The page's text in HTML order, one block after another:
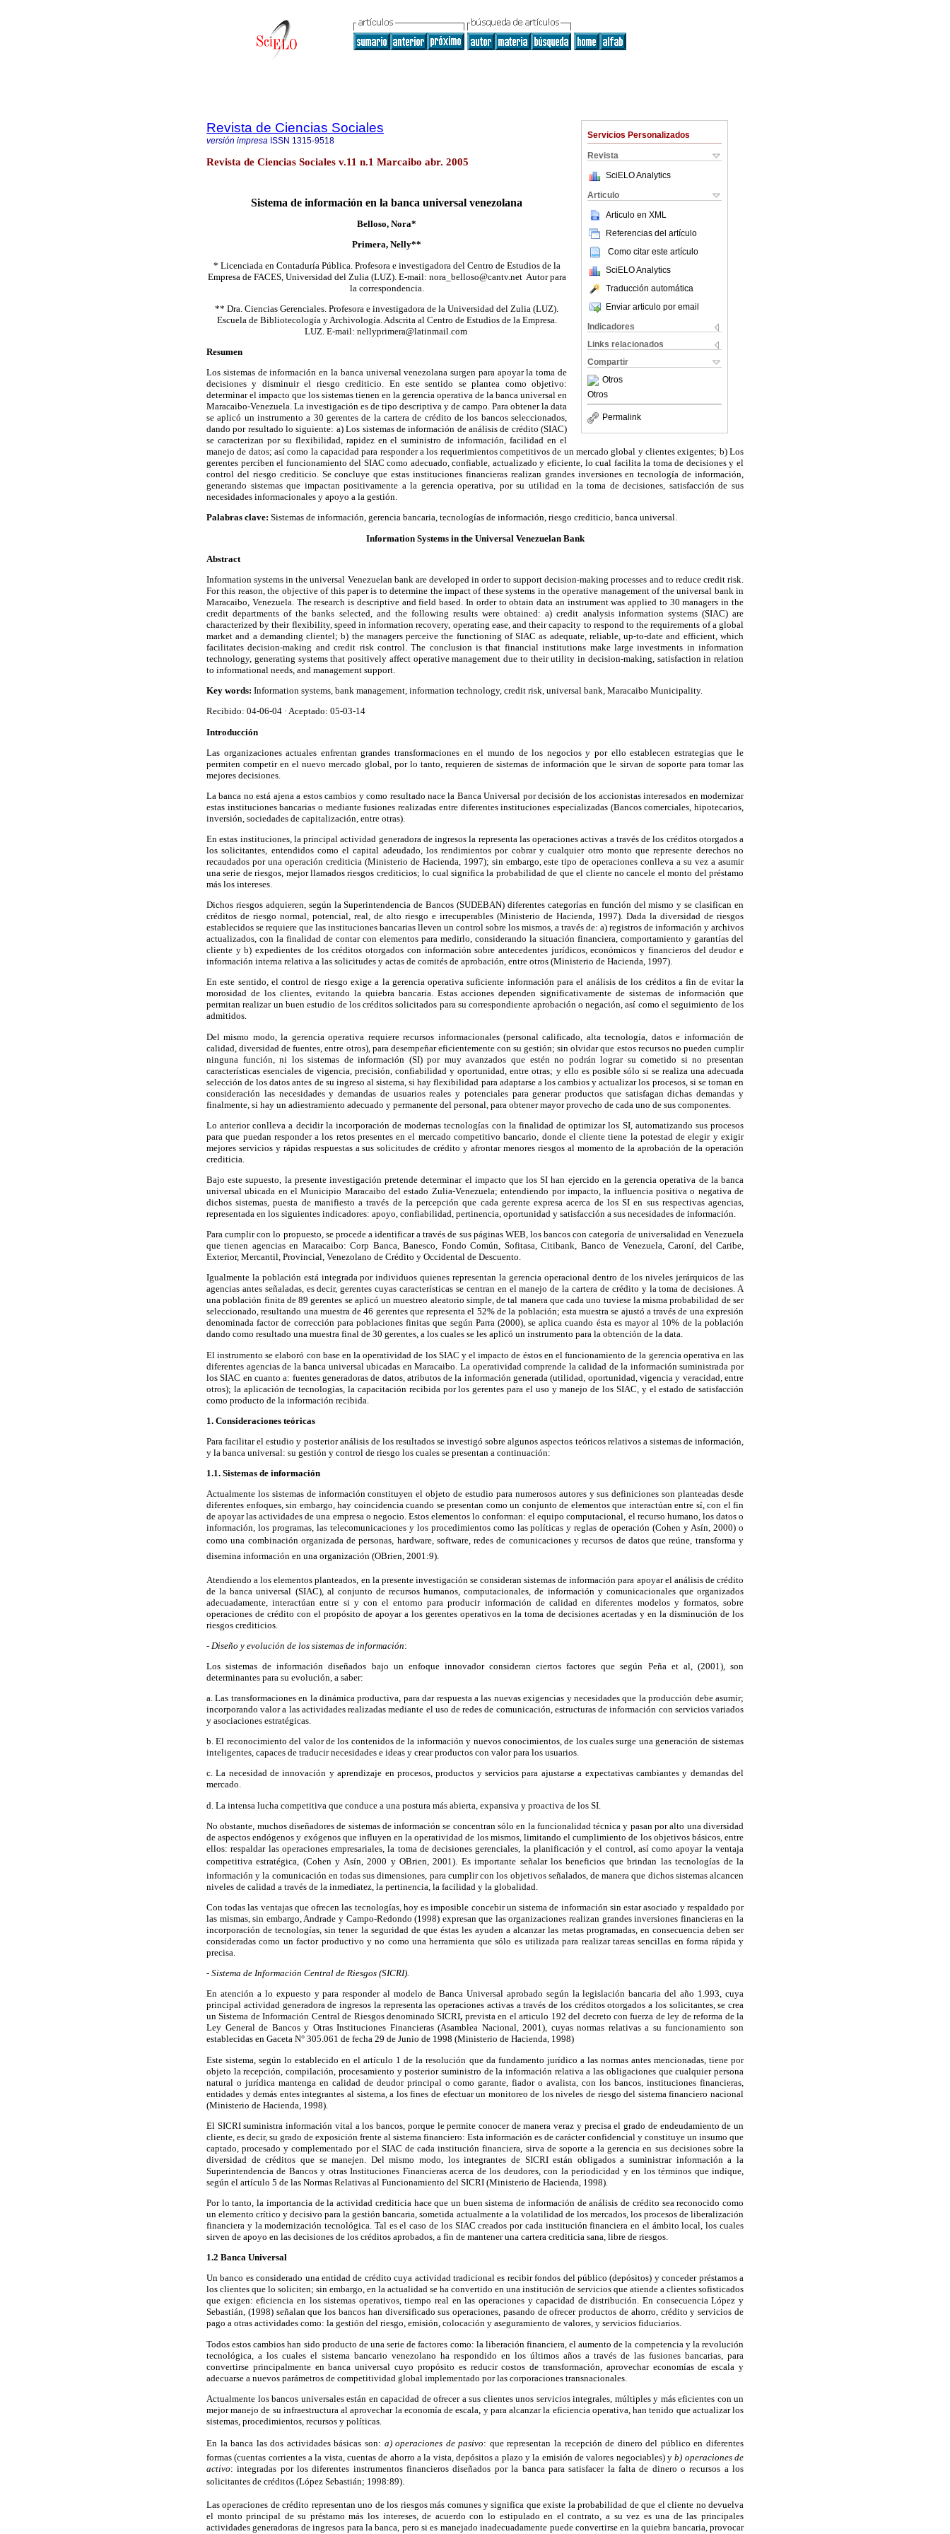
Servicios Personalizados
Revista
SciELO Analytics
Articulo
Articulo en XML
Referencias del artículo
Como citar este artículo
SciELO Analytics
Traducción automática
Enviar articulo por email
Indicadores
Links relacionados
Compartir
Otros
Otros
Permalink
Revista de Ciencias Sociales
versión impresa ISSN 1315-9518
Revista de Ciencias Sociales v.11 n.1 Marcaibo abr. 2005
Sistema de información en la banca universal venezolana
Belloso, Nora*
Primera, Nelly**
* Licenciada en Contaduría Pública. Profesora e investigadora del Centro de Estudios de la
Empresa de FACES, Universidad del Zulia (LUZ). E-mail: nora_belloso@cantv.net Autor para
la correspondencia.
** Dra. Ciencias Gerenciales. Profesora e investigadora de la Universidad del Zulia (LUZ).
Escuela de Bibliotecología y Archivología. Adscrita al Centro de Estudios de la Empresa.
LUZ. E-mail: nellyprimera@latinmail.com
Resumen
Los sistemas de información en la banca universal venezolana surgen para apoyar la toma de
decisiones y disminuir el riesgo crediticio. En este sentido se plantea como objetivo:
determinar el impacto que los sistemas tienen en la gerencia operativa de la banca universal en
Maracaibo-Venezuela. La investigación es de tipo descriptiva y de campo. Para obtener la data
se aplicó un instrumento a 30 gerentes de la cartera de crédito de los bancos seleccionados,
dando por resultado lo siguiente: a) Los sistemas de información de análisis de crédito (SIAC)
se caracterizan por su flexibilidad, rapidez en el suministro de información, facilidad en el
manejo de datos; así como la capacidad para responder a los requerimientos competitivos de un mercado global y clientes exigentes; b) Los
gerentes perciben el funcionamiento del SIAC como adecuado, confiable, actualizado y eficiente, lo cual facilita la toma de decisiones y el
control del riesgo crediticio. Se concluye que estas instituciones financieras realizan grandes inversiones en tecnología de información,
generando sistemas que impactan positivamente a la gerencia operativa, por su utilidad en la toma de decisiones, satisfacción de sus
necesidades informacionales y apoyo a la gestión.
Palabras clave: Sistemas de información, gerencia bancaria, tecnologías de información, riesgo crediticio, banca universal.
Information Systems in the Universal Venezuelan Bank
Abstract
Information systems in the universal Venezuelan bank are developed in order to support decision-making processes and to reduce credit risk.
For this reason, the objective of this paper is to determine the impact of these systems in the operative management of the universal bank in
Maracaibo, Venezuela. The research is descriptive and field based. In order to obtain data an instrument was applied to 30 managers in the
credit departments of the banks selected, and the following results were obtained: a) credit analysis information systems (SIAC) are
characterized by their flexibility, speed in information recovery, operating ease, and their capacity to respond to the requirements of a global
market and a demanding clientel; b) the managers perceive the functioning of SIAC as adequate, reliable, up-to-date and efficient, which
facilitates decision-making and credit risk control. The conclusion is that financial institutions make large investments in information
technology, generating systems that positively affect operative management due to their utility in decision-making, satisfaction in relation
to informational needs, and management support.
Key words: Information systems, bank management, information technology, credit risk, universal bank, Maracaibo Municipality.
Recibido: 04-06-04 · Aceptado: 05-03-14
Introducción
Las organizaciones actuales enfrentan grandes transformaciones en el mundo de los negocios y por ello establecen estrategias que le
permiten competir en el nuevo mercado global, por lo tanto, requieren de sistemas de información que le sirvan de soporte para tomar las
mejores decisiones.
La banca no está ajena a estos cambios y como resultado nace la Banca Universal por decisión de los accionistas interesados en modernizar
estas instituciones bancarias o mediante fusiones realizadas entre diferentes instituciones especializadas (Bancos comerciales, hipotecarios,
inversión, sociedades de capitalización, entre otras).
En estas instituciones, la principal actividad generadora de ingresos la representa las operaciones activas a través de los créditos otorgados a
los solicitantes, entendidos como el capital adeudado, los rendimientos por cobrar y cualquier otro monto que represente derechos no
recaudados por una operación crediticia (Ministerio de Hacienda, 1997); sin embargo, este tipo de operaciones conlleva a su vez a asumir
una serie de riesgos, mejor llamados riesgos crediticios; lo cual significa la probabilidad de que el cliente no cancele el monto del préstamo
más los intereses.
Dichos riesgos adquieren, según la Superintendencia de Bancos (SUDEBAN) diferentes categorías en función del mismo y se clasifican en
créditos de riesgo normal, potencial, real, de alto riesgo e irrecuperables (Ministerio de Hacienda, 1997). Dada la diversidad de riesgos
establecidos se requiere que las instituciones bancarias lleven un control sobre los mismos, a través de: a) registros de información y archivos
actualizados, con la finalidad de contar con elementos para medirlo, considerando la situación financiera, comportamiento y garantías del
cliente y b) expedientes de los créditos otorgados con información sobre antecedentes jurídicos, económicos y financieros del deudor e
información interna relativa a las solicitudes y actas de comités de aprobación, entre otros (Ministerio de Hacienda, 1997).
En este sentido, el control de riesgo exige a la gerencia operativa suficiente información para el análisis de los créditos a fin de evitar la
morosidad de los clientes, evitando la quiebra bancaria. Estas acciones dependen significativamente de sistemas de información que
permitan realizar un buen estudio de los créditos solicitados para su correspondiente aprobación o negación, así como el seguimiento de los
admitidos.
Del mismo modo, la gerencia operativa requiere recursos informacionales (personal calificado, alta tecnología, datos e información de
calidad, diversidad de fuentes, entre otros), para desempeñar eficientemente con su gestión; sin olvidar que estos recursos no pueden cumplir
ninguna función, ni los sistemas de información (SI) por muy avanzados que estén no podrán lograr su cometido si no presentan
características esenciales de vigencia, precisión, confiabilidad y oportunidad, entre otras; y ello es posible sólo si se realiza una adecuada
selección de los datos antes de su ingreso al sistema, si hay flexibilidad para adaptarse a los cambios y actualizar los procesos, si se toman en
consideración las necesidades y demandas de usuarios reales y potenciales para generar productos que satisfagan dichas demandas y
finalmente, si hay un adiestramiento adecuado y permanente del personal, para obtener mayor provecho de cada uno de sus componentes.
Lo anterior conlleva a decidir la incorporación de modernas tecnologías con la finalidad de optimizar los SI, automatizando sus procesos
para que puedan responder a los retos presentes en el mercado competitivo bancario, donde el cliente tiene la potestad de elegir y exigir
mejores servicios y rápidas respuestas a sus solicitudes de crédito y afrontar menores riesgos al momento de la aprobación de la operación
crediticia.
Bajo este supuesto, la presente investigación pretende determinar el impacto que los SI han ejercido en la gerencia operativa de la banca
universal ubicada en el Municipio Maracaibo del estado Zulia-Venezuela; entendiendo por impacto, la influencia positiva o negativa de
dichos sistemas, puesta de manifiesto a través de la percepción que cada gerente expresa acerca de los SI en sus respectivas agencias,
representada en los siguientes indicadores: apoyo, confiabilidad, pertinencia, oportunidad y satisfacción a sus necesidades de información.
Para cumplir con lo propuesto, se procede a identificar a través de sus páginas WEB, los bancos con categoría de universalidad en Venezuela
que tienen agencias en Maracaibo: Corp Banca, Banesco, Fondo Común, Sofitasa, Citibank, Banco de Venezuela, Caroní, del Caribe,
Exterior, Mercantil, Provincial, Venezolano de Crédito y Occidental de Descuento.
Igualmente la población está integrada por individuos quienes representan la gerencia operacional dentro de los niveles jerárquicos de las
agencias antes señaladas, es decir, gerentes cuyas características se centran en el manejo de la cartera de crédito y la toma de decisiones. A
una población finita de 89 gerentes se aplicó un muestreo aleatorio simple, de tal manera que cada uno tuviese la misma probabilidad de ser
seleccionado, resultando una muestra de 46 gerentes que representa el 52% de la población; esta muestra se ajustó a través de una expresión
denominada factor de corrección para poblaciones finitas que según Parra (2000), se aplica cuando ésta es mayor al 10% de la población
dando como resultado una muestra final de 30 gerentes, a los cuales se les aplicó un instrumento para la obtención de la data.
El instrumento se elaboró con base en la operatividad de los SIAC y el impacto de éstos en el funcionamiento de la gerencia operativa en las
diferentes agencias de la banca universal ubicadas en Maracaibo. La operatividad comprende la calidad de la información suministrada por
los SIAC en cuanto a: fuentes generadoras de datos, atributos de la información generada (utilidad, oportunidad, vigencia y veracidad, entre
otros); la aplicación de tecnologías, la capacitación recibida por los gerentes para el uso y manejo de los SIAC, y el estado de satisfacción
como producto de la información recibida.
1. Consideraciones teóricas
Para facilitar el estudio y posterior análisis de los resultados se investigó sobre algunos aspectos teóricos relativos a sistemas de información,
y la banca universal: su gestión y control de riesgo los cuales se presentan a continuación:
1.1. Sistemas de información
Actualmente los sistemas de información constituyen el objeto de estudio para numerosos autores y sus definiciones son planteadas desde
diferentes enfoques, sin embargo, hay coincidencia cuando se presentan como un conjunto de elementos que interactúan entre sí, con el fin
de apoyar las actividades de una empresa o negocio. Estos elementos lo conforman: el equipo computacional, el recurso humano, los datos o
información, los programas, las telecomunicaciones y los procedimientos como las políticas y reglas de operación (Cohen y Asín, 2000) o
como una combinación organizada de personas, hardware, software, redes de comunicaciones y recursos de datos que reúne, transforma y
disemina información en una organización (OBrien, 2001:9).
Atendiendo a los elementos planteados, en la presente investigación se consideran sistemas de información para apoyar el análisis de crédito
de la banca universal (SIAC), al conjunto de recursos humanos, computacionales, de información y comunicacionales que organizados
adecuadamente, interactúan entre si y con el entorno para producir información de calidad en diferentes modelos y formatos, sobre
operaciones de crédito con el propósito de apoyar a los gerentes operativos en la toma de decisiones acertadas y en la disminución de los
riesgos crediticios.
- Diseño y evolución de los sistemas de información:
Los sistemas de información diseñados bajo un enfoque innovador consideran ciertos factores que según Peña et al, (2001), son
determinantes para su evolución, a saber:
a. Las transformaciones en la dinámica productiva, para dar respuesta a las nuevas exigencias y necesidades que la producción debe asumir;
incorporando valor a las actividades realizadas mediante el uso de redes de comunicación, estructuras de información con servicios variados
y asociaciones estratégicas.
b. El reconocimiento del valor de los contenidos de la información y nuevos conocimientos, de los cuales surge una generación de sistemas
inteligentes, capaces de traducir necesidades e ideas y crear productos con valor para los usuarios.
c. La necesidad de innovación y aprendizaje en procesos, productos y servicios para ajustarse a expectativas cambiantes y demandas del
mercado.
d. La intensa lucha competitiva que conduce a una postura más abierta, expansiva y proactiva de los SI.
No obstante, muchos diseñadores de sistemas de información se concentran sólo en la funcionalidad técnica y pasan por alto una diversidad
de aspectos endógenos y exógenos que influyen en la operatividad de los mismos, limitando el cumplimiento de los objetivos básicos, entre
ellos: respaldar las operaciones empresariales, la toma de decisiones gerenciales, la planificación y el control, así como apoyar la ventaja
competitiva estratégica, (Cohen y Asín, 2000 y OBrien, 2001). Es importante señalar los beneficios que brindan las tecnologías de la
información y la comunicación en todas sus dimensiones, para cumplir con los objetivos señalados, de manera que dichos sistemas alcancen
niveles de calidad a través de la inmediatez, la pertinencia, la facilidad y la globalidad
Con todas las ventajas que ofrecen las tecnologías, hoy es imposible concebir un sistema de información sin estar asociado y respaldado por
las mismas, sin embargo, Andrade y Campo-Redondo (1998) expresan que las organizaciones realizan grandes inversiones financieras en la
incorporación de tecnologías, sin tener la seguridad de que éstas les ayuden a alcanzar las metas programadas, en consecuencia deben ser
consideradas como un factor productivo y no como una herramienta que sólo es utilizada para realizar tareas sencillas en forma rápida y
precisa.
- Sistema de Información Central de Riesgos (SICRI).
En atención a lo expuesto y para responder al modelo de Banca Universal aprobado según la legislación bancaria del año 1.993, cuya
principal actividad generadora de ingresos la representa las operaciones activas a través de los créditos otorgados a los solicitantes, se crea
un Sistema de Información Central de Riesgos denominado SICRI, prevista en el articulo 192 del decreto con fuerza de ley de reforma de la
Ley General de Bancos y Otras Instituciones Financieras (Asamblea Nacional, 2001), cuyas normas relativas a su funcionamiento son
establecidas en Gaceta N° 305.061 de fecha 29 de Junio de 1998 (Ministerio de Hacienda, 1998)
Este sistema, según lo establecido en el artículo 1 de la resolución que da fundamento jurídico a las normas antes mencionadas, tiene por
objeto la recepción, compilación, procesamiento y posterior suministro de la información relativa a las obligaciones que cualquier persona
natural o jurídica mantenga en calidad de deudor principal o como garante, fiador o avalista, con los bancos, instituciones financieras,
entidades y demás entes integrantes al sistema, a los fines de efectuar un monitoreo de los niveles de riesgo del sistema financiero nacional
(Ministerio de Hacienda, 1998).
El SICRI suministra información vital a los bancos, porque le permite conocer de manera veraz y precisa el grado de endeudamiento de un
cliente, es decir, su grado de exposición frente al sistema financiero: Esta información es de carácter confidencial y constituye un insumo que
captado, procesado y complementado por el SIAC de cada institución financiera, sirva de soporte a la gerencia en sus decisiones sobre la
diversidad de créditos que se manejen. Del mismo modo, los integrantes de SICRI están obligados a suministrar información a la
Superintendencia de Bancos y otras Instituciones Financieras acerca de los deudores, con la periodicidad y en los términos que indique,
según el artículo 5 de las Normas Relativas al Funcionamiento del SICRI (Ministerio de Hacienda, 1998).
Por lo tanto, la importancia de la actividad crediticia hace que un buen sistema de información de análisis de crédito sea reconocido como
un elemento crítico y decisivo para la gestión bancaria, sometida actualmente a la volatilidad de los mercados, los procesos de liberalización
financiera y la modernización tecnológica. Tal es el caso de los SIAC creados por cada institución financiera en el ámbito local, los cuales
sirven de apoyo en las decisiones de los créditos aprobados, a fin de mantener una cartera crediticia sana, libre de riesgos.
1.2 Banca Universal
Un banco es considerado una entidad de crédito cuya actividad tradicional es recibir fondos del público (depósitos) y conceder préstamos a
los clientes que lo soliciten; sin embargo, en la actualidad se ha convertido en una institución de servicios que atiende a clientes sofisticados
que exigen: eficiencia en los sistemas operativos, tiempo real en las operaciones y capacidad de distribución. En consecuencia López y
Sebastián, (1998) señalan que los bancos han diversificado sus operaciones, pasando de ofrecer productos de ahorro, crédito y servicios de
pago a otras actividades como: la gestión del riesgo, emisión, colocación y aseguramiento de valores, y servicios fiduciarios.
Todos estos cambios han sido producto de una serie de factores como: la liberación financiera, el aumento de la competencia y la revolución
tecnológica, a los cuales el sistema bancario venezolano ha respondido en los últimos años a través de las fusiones bancarias, para
convertirse principalmente en banca universal cuyo propósito es reducir costos de transformación, aprovechar economías de escala y
adecuarse a nuevos parámetros de competitividad global implementado por las corporaciones transnacionales.
Actualmente los bancos universales están en capacidad de ofrecer a sus clientes unos servicios integrales, múltiples y más eficientes con un
mejor manejo de su infraestructura al aprovechar la economía de escala, y para alcanzar la eficiencia operativa, han tenido que actualizar los
sistemas, procedimientos, recursos y políticas.
En la banca las dos actividades básicas son:  a) operaciones de pasivo: que representan la recepción de dinero del público en diferentes
formas (cuentas corrientes a la vista, cuentas de ahorro a la vista, depósitos a plazo y la emisión de valores negociables) yb) operaciones de
activo: integradas por los diferentes instrumentos financieros diseñados por la banca para satisfacer la falta de dinero o recursos a los
solicitantes de créditos (López Sebastián; 1998:89).
Las operaciones de crédito representan uno de los riesgos más comunes y significa que existe la probabilidad de que el cliente no devuelva
el monto principal de su préstamo más los intereses, de acuerdo con lo estipulado en el contrato, a su vez es una de las principales
actividades generadoras de ingresos para la banca, pero si es manejado inadecuadamente puede convertirse en la quiebra bancaria, provocar